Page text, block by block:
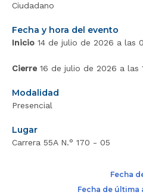
Ciudadano
Fecha y hora del evento
Inicio 14 de julio de 2026 a las
Cierre 16 de julio de 2026 a las
Modalidad
Presencial
Lugar
Carrera 55A N.° 170 - 05
Fecha
Fecha de